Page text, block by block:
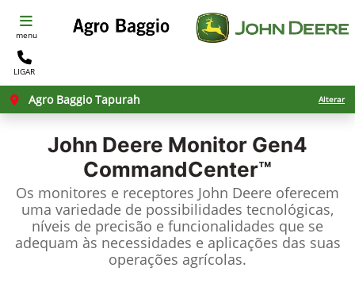
menu
LIGAR
Agro Baggio Tapurah Alterar
John Deere Monitor Gen4
CommandCenter™
Os monitores e receptores John Deere oferecem
uma variedade de possibilidades tecnológicas,
níveis de precisão e funcionalidades que se
adequam às necessidades e aplicações das suas
operações agrícolas.